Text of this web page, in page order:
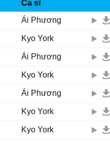
Ca sĩ
Ái Phương
Kyo York
Ái Phương
Kyo York
Ái Phương
Kyo York
Kyo York